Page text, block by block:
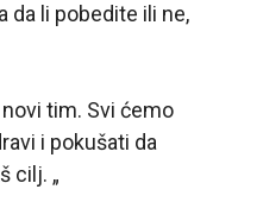
da li pobedite ili ne,
tim. Svi ćemo
i pokušati da
cilj. „